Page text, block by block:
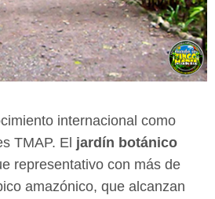
internacional como
TMAP. El jardín botánico
representativo con más de
amazónico, que alcanzan